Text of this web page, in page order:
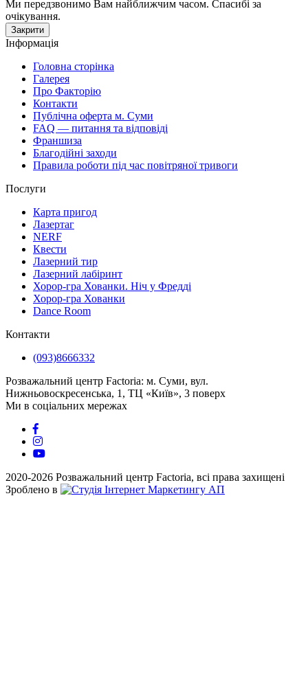
Ми передзвонимо Вам найближчим часом. Спасибі за
очікування.
Закрити
Інформація
Головна сторінка
Галерея
Про Факторію
Контакти
Публічна оферта м. Суми
FAQ — питання та відповіді
Франшиза
Благодійні заходи
Правила роботи під час повітряної тривоги
Послуги
Карта пригод
Лазертаг
NERF
Квести
Лазерний тир
Лазерний лабіринт
Хорор-гра Хованки. Ніч у Фредді
Хорор-гра Хованки
Dance Room
Контакти
(093)8666332
Розважальний центр Factoria: м. Суми, ​вул.
Нижньовоскресенська, 1, ТЦ «Київ», 3 поверх
Ми в соціальних мережах
2020-2026 Розважальний центр Factoria, всі права захищені
Зроблено в